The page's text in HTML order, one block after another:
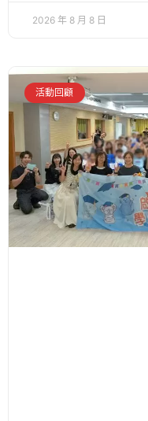
2026 年 8 月 8 日
活動回顧